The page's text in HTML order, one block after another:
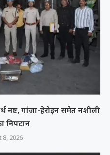
नष्ट, गांजा-हेरोइन समेत नशीली
निपटान
2026